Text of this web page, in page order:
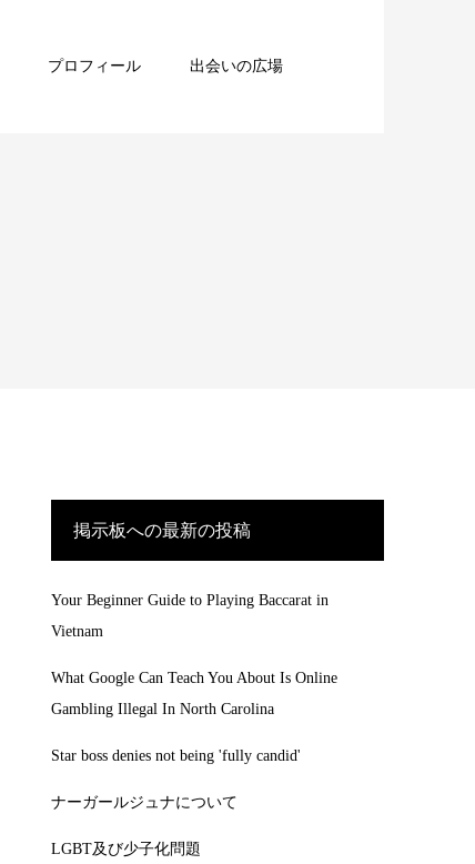
プロフィール 出会いの広場
掲示板への最新の投稿
Your Beginner Guide to Playing Baccarat in
Vietnam
What Google Can Teach You About Is Online
Gambling Illegal In North Carolina
Star boss denies not being 'fully candid'
ナーガールジュナについて
LGBT及び少子化問題